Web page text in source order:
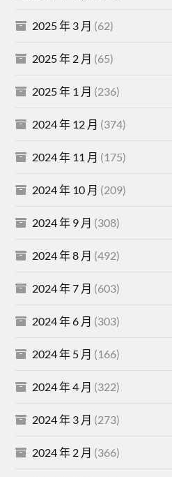
2025 年 3 月 (62)
2025 年 2 月 (65)
2025 年 1 月 (236)
2024 年 12 月 (374)
2024 年 11 月 (175)
2024 年 10 月 (209)
2024 年 9 月 (308)
2024 年 8 月 (492)
2024 年 7 月 (603)
2024 年 6 月 (303)
2024 年 5 月 (166)
2024 年 4 月 (322)
2024 年 3 月 (273)
2024 年 2 月 (366)